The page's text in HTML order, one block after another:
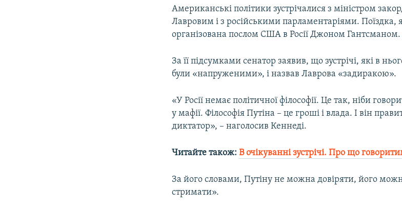
Американські політики зустрічалися з міністром
Лавровим і з російськими парламентаріями. Поїздка,
організована послом США в Росії Джоном Гантсманом.
За її підсумками сенатор заявив, що зустрічі, які в
були «напруженими», і назвав Лаврова «задиракою».
«У Росії немає політичної філософії. Це так, ніби
у мафії. Філософія Путіна – це гроші і влада. І він
диктатор», – наголосив Кеннеді.
Читайте також:В очікуванні зустрічі. Про що
За його словами, Путіну не можна довіряти, його
стримати».